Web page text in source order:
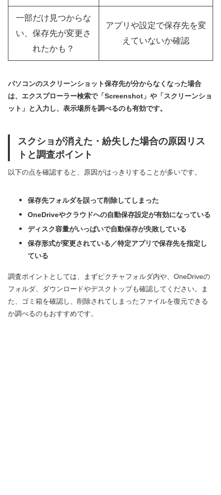
一部だけ見つからな
い、保存先が変更さ
れたかも？
アプリや設定で保存先を変
えていないか確認
パソコンのスクリーンショット保存先が分からなくなった場合
は、エクスプローラー検索で「Screenshot」や「スクリーンショ
ット」と入力し、表示場所を調べるのも有効です。
スクショが消えた・紛失した場合の原因リス
トと調査ポイント
以下の点を確認すると、原因がはっきりすることが多いです。
保存先フォルダを誤って削除してしまった
OneDriveやクラウドへの自動保存設定が有効になっている
ディスク容量がいっぱいで自動保存が失敗している
保存形式が変更されている／特定アプリで保存先を指定し
ている
調査ポイントとしては、まずピクチャフォルダ内や、OneDriveの
フォルダ、ダウンロードやデスクトップも確認してください。ま
た、ゴミ箱を確認し、削除されてしまったファイルを復元できる
か調べるのもおすすめです。